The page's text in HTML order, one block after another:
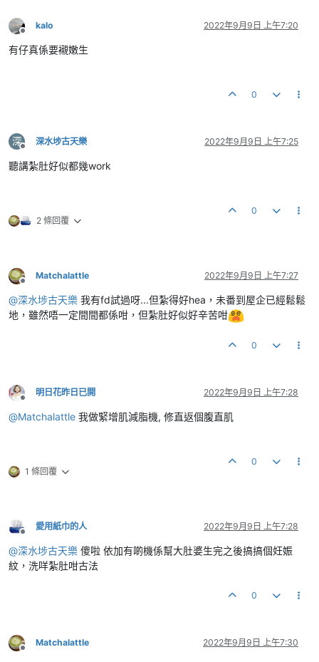
離線
kalo 2022年9月9日 上午7:20
有仔真係要襯嫩生
0
深
離線
深水埗古天樂 2022年9月9日 上午7:25
聽講紮肚好似都幾work
2 條回覆
0
離線
Matchalattle 2022年9月9日 上午7:27
@深水埗古天樂 我有fd試過呀...但紮得好hea，未番到屋企已經鬆鬆
地，雖然唔一定間間都係咁，但紮肚好似好辛苦咁
0
離線
明日花昨日已開 2022年9月9日 上午7:28
@Matchalattle 我做緊增肌減脂機, 修直返個腹直肌
1 條回覆
0
離線
愛用紙巾的人 2022年9月9日 上午7:28
@深水埗古天樂 傻啦 依加有啲機係幫大肚婆生完之後搞搞個妊娠
紋，洗咩紮肚咁古法
0
離線
Matchalattle 2022年9月9日 上午7:30